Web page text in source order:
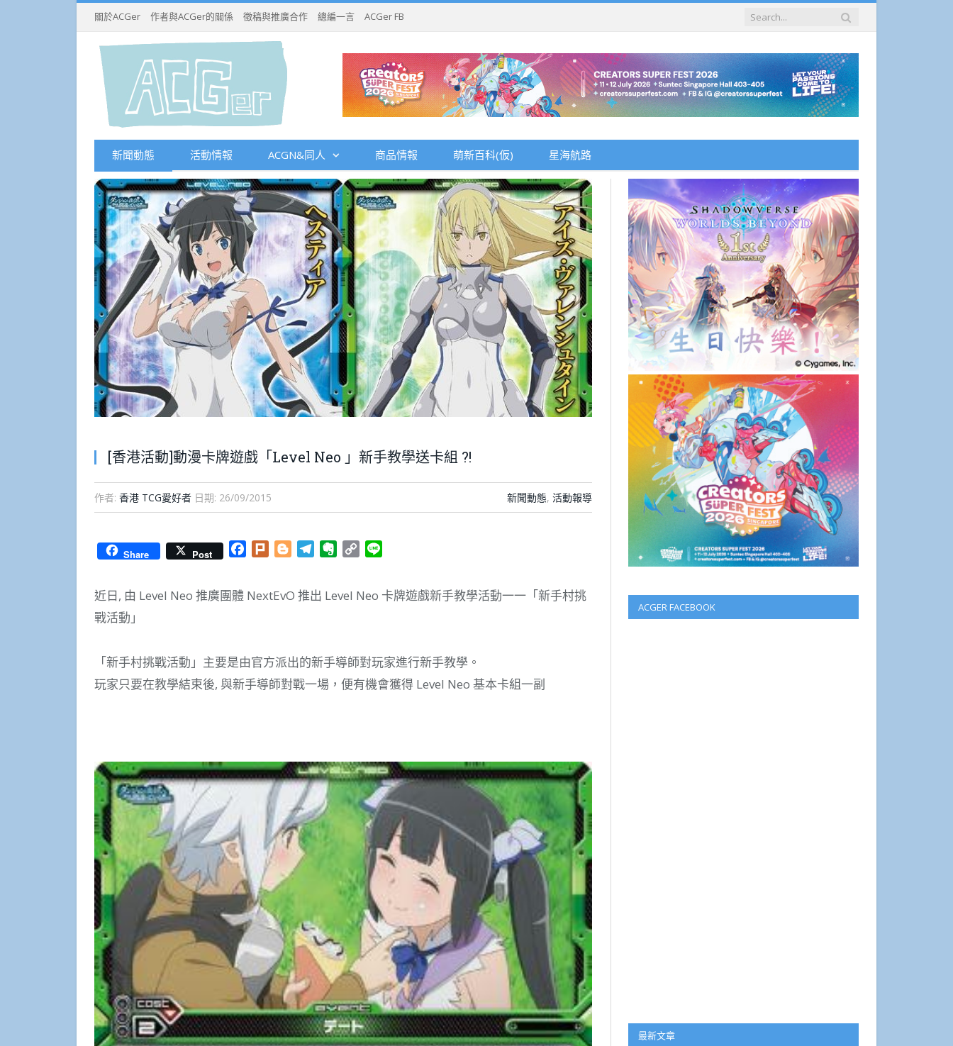
關於ACGer 作者與ACGer的關係 徵稿與推廣合作 總編一言 ACGer FB
新聞動態 活動情報 ACGN&同人 商品情報 萌新百科(仮) 星海航路
[香港活動]動漫卡牌遊戲「Level Neo 」新手教學送卡組 ?!
作者: 香港 TCG愛好者 日期: 26/09/2015 新聞動態, 活動報導
Share Post Facebook
Plurk BloggerTelegramEvernote
Copy
近日, 由 Level Neo 推廣團體 NextEvO 推出 Level Neo 卡牌遊戲新手教學活動一一「新手村挑
戰活動」
「新手村挑戰活動」主要是由官方派出的新手導師對玩家進行新手教學。
玩家只要在教學結束後, 與新手導師對戰一場，便有機會獲得 Level Neo 基本卡組一副
ACGER FACEBOOK
最新文章